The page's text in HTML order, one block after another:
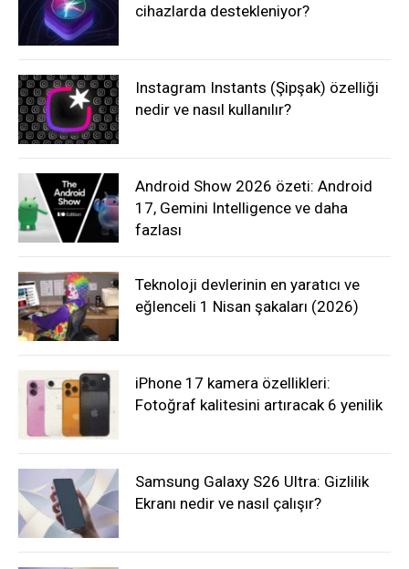
cihazlarda destekleniyor?
Instagram Instants (Şipşak) özelliği
nedir ve nasıl kullanılır?
Android Show 2026 özeti: Android
17, Gemini Intelligence ve daha
fazlası
Teknoloji devlerinin en yaratıcı ve
eğlenceli 1 Nisan şakaları (2026)
iPhone 17 kamera özellikleri:
Fotoğraf kalitesini artıracak 6 yenilik
Samsung Galaxy S26 Ultra: Gizlilik
Ekranı nedir ve nasıl çalışır?